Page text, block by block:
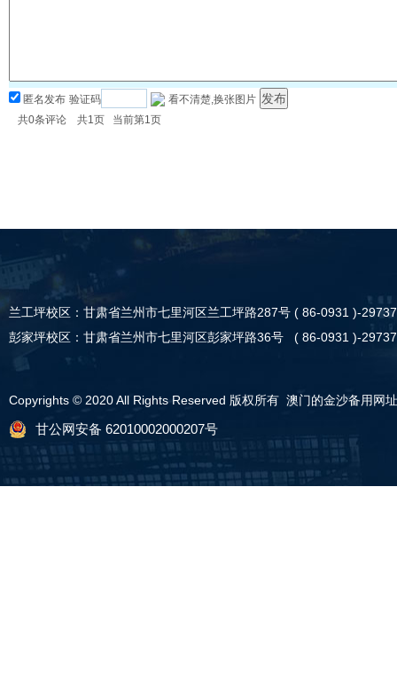
匿名发布 验证码
看不清楚,换张图片
共0条评论 共1页 当前第1页
兰工坪校区：甘肃省兰州市七里河区兰工坪路287号 ( 86-0931 )-
彭家坪校区：甘肃省兰州市七里河区彭家坪路36号 ( 86-0931 )-
Copyrights © 2020 All Rights Reserved 版权所有 澳门的金沙备用网
甘公网安备 62010002000207号